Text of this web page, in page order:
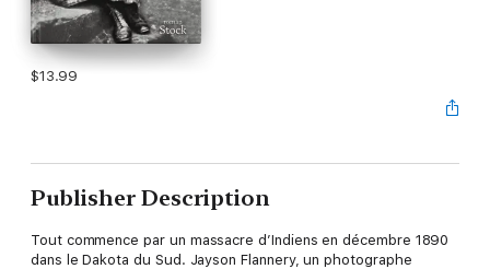
$13.99
Publisher Description
Tout commence par un massacre d’Indiens en décembre 1890
dans le Dakota du Sud. Jayson Flannery, un photographe